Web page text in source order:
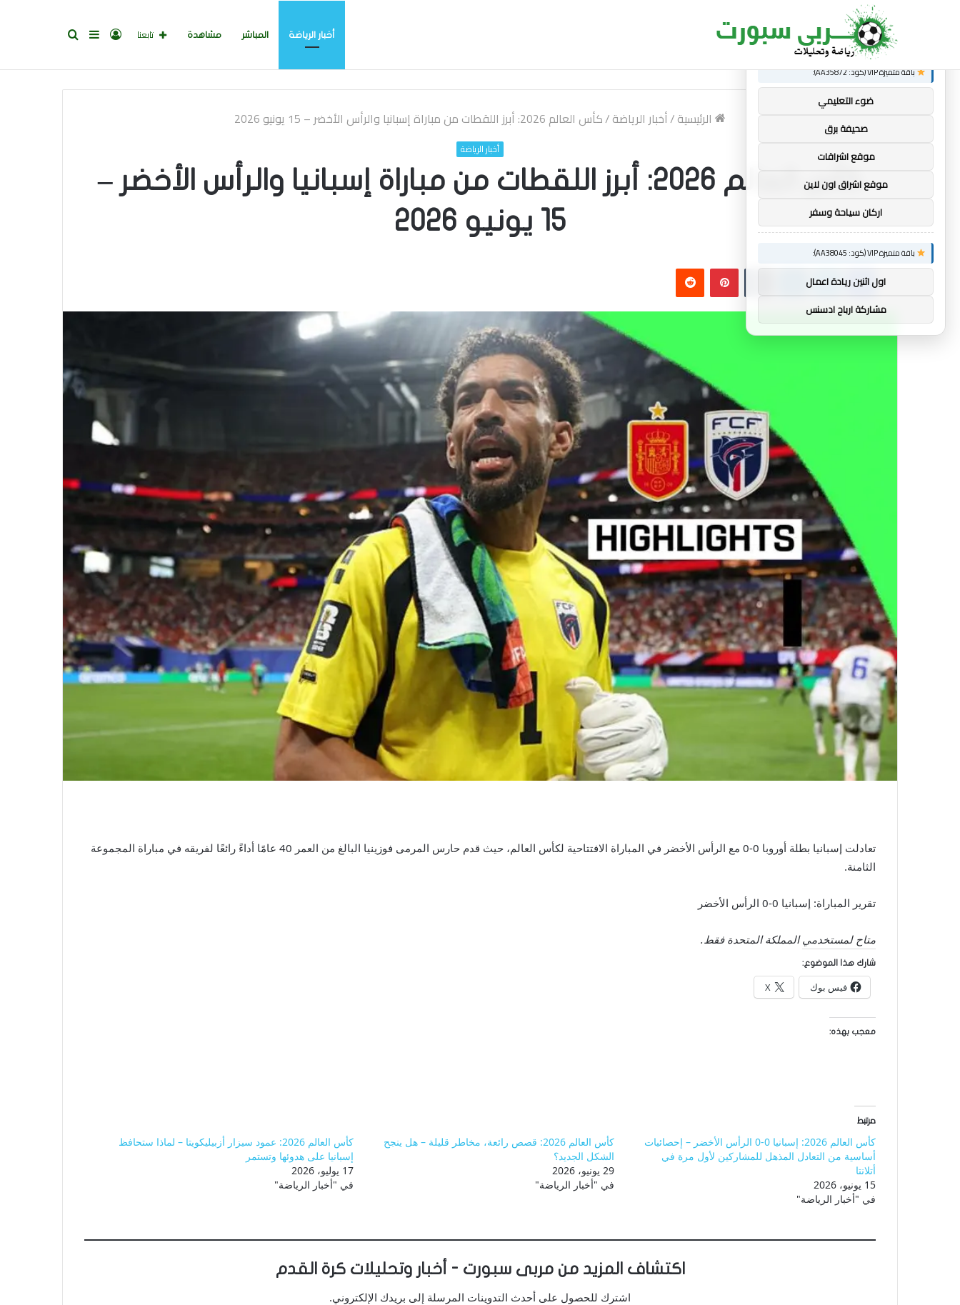
أخبار الرياضة المباشر مشاهدة بحثإضافةتسجيل
تابعنا
الجديد
ساندرو تونالي: أقنعه مدرب توتنهام روبرتو دي زيربي بسرعة بالتوقيع
الرئيسية/أخبار الرياضة/كأس العالم 2026: أبرز اللقطات من مباراة إسبانيا والرأس الأخضر – 15 يونيو 2026
أخبار الرياضة
كأس العالم 2026: أبرز اللقطات من مباراة إسبانيا والرأس الأخضر –
15 يونيو 2026
فيسبوكتويتر لينكدإن بينتيريست
تعادلت إسبانيا بطلة أوروبا 0-0 مع الرأس الأخضر في المباراة الافتتاحية لكأس العالم، حيث قدم حارس المرمى فوزينيا البالغ من العمر 40 عامًا أداءً رائعًا لفريقه في مباراة المجموعة
الثامنة.
تقرير المباراة: إسبانيا 0-0 الرأس الأخضر
متاح لمستخدمي المملكة المتحدة فقط.
شارك هذا الموضوع:
فيس بوك X
معجب بهذه:
مرتبط
كأس العالم 2026: إسبانيا 0-0 الرأس الأخضر – إحصائيات
أساسية من التعادل المذهل للمشاركين لأول مرة في
أتلانتا
15 يونيو، 2026
في "أخبار الرياضة"
كأس العالم 2026: قصص رائعة، مخاطر قليلة – هل ينجح
الشكل الجديد؟
29 يونيو، 2026
في "أخبار الرياضة"
كأس العالم 2026: عمود سيزار أزبيليكويتا – لماذا ستحافظ
إسبانيا على هدوئها وتستمر
17 يوليو، 2026
في "أخبار الرياضة"
اكتشاف المزيد من مربى سبورت - أخبار وتحليلات كرة القدم
اشترك للحصول على أحدث التدوينات المرسلة إلى بريدك الإلكتروني.
توصيات : ×
باقة متميزة VIP (كود: AA35872):
ضوء التعليمي
صحيفة برق
موقع اشراقات
موقع اشراق اون لاين
اركان سياحة وسفر
باقة متميزة VIP (كود: AA38045):
اول اثنين ريادة اعمال
مشاركة ارباح ادسنس